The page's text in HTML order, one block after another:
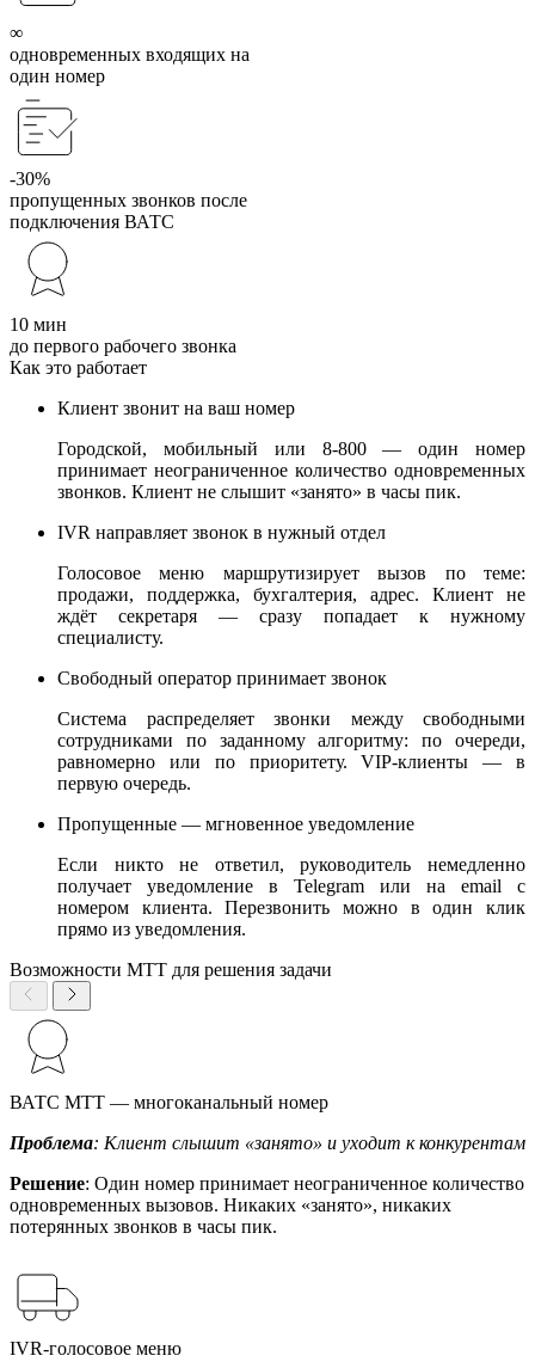
∞
одновременных входящих на
один номер
-30%
пропущенных звонков после
подключения ВАТС
10 мин
до первого рабочего звонка
Как это работает
Клиент звонит на ваш номер
Городской, мобильный или 8-800 — один номер
принимает неограниченное количество одновременных
звонков. Клиент не слышит «занято» в часы пик.
IVR направляет звонок в нужный отдел
Голосовое меню маршрутизирует вызов по теме:
продажи, поддержка, бухгалтерия, адрес. Клиент не
ждёт секретаря — сразу попадает к нужному
специалисту.
Свободный оператор принимает звонок
Система распределяет звонки между свободными
сотрудниками по заданному алгоритму: по очереди,
равномерно или по приоритету. VIP-клиенты — в
первую очередь.
Пропущенные — мгновенное уведомление
Если никто не ответил, руководитель немедленно
получает уведомление в Telegram или на email с
номером клиента. Перезвонить можно в один клик
прямо из уведомления.
Возможности МТТ для решения задачи
ВАТС МТТ — многоканальный номер
Проблема: Клиент слышит «занято» и уходит к конкурентам
Решение: Один номер принимает неограниченное количество
одновременных вызовов. Никаких «занято», никаких
потерянных звонков в часы пик.
IVR-голосовое меню